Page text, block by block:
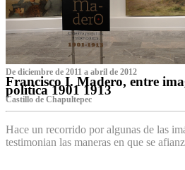
De diciembre de 2011 a abril de 2012
Francisco I. Madero, entre
política 1901 1913
Castillo de Chapultepec
Hace un recorrido por algunas de las
testimonian las maneras en que se